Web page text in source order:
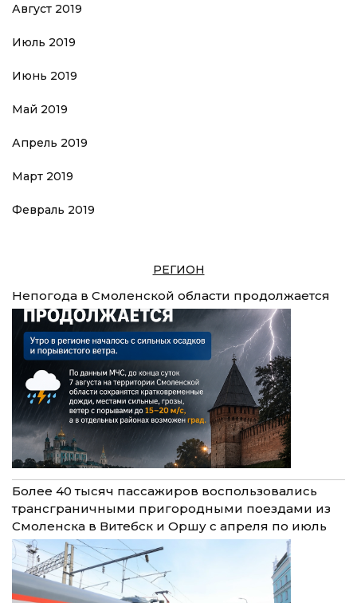
Август 2019
Июль 2019
Июнь 2019
Май 2019
Апрель 2019
Март 2019
Февраль 2019
РЕГИОН
Непогода в Смоленской области продолжается
Более 40 тысяч пассажиров воспользовались
трансграничными пригородными поездами из
Смоленска в Витебск и Оршу с апреля по июль